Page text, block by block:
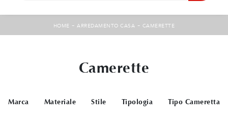
HOME -ARREDAMENTO CASA - CAMERETTE
Camerette
Marca Materiale Stile Tipologia Tipo Cameretta